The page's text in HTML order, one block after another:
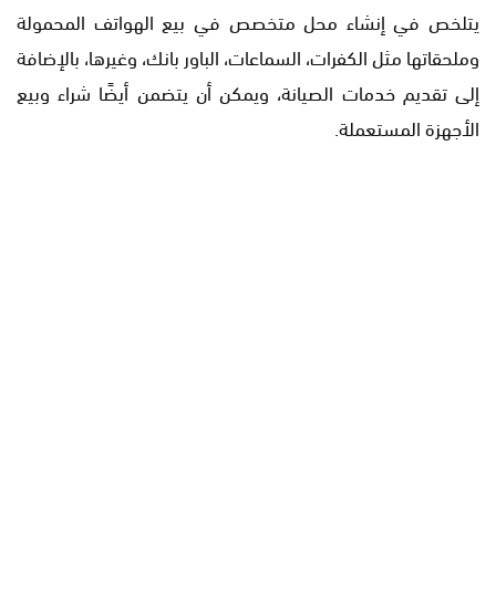
يتلخص في إنشاء محل متخصص في بيع الهواتف المحمولة
وملحقاتها مثل الكفرات، السماعات، الباور بانك، وغيرها، بالإضافة
إلى تقديم خدمات الصيانة، ويمكن أن يتضمن أيضًا شراء وبيع
الأجهزة المستعملة.